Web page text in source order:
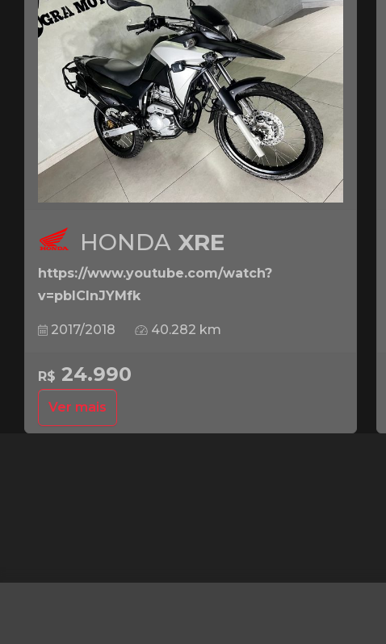
HONDA XRE
https://www.youtube.com/watch?
v=pbICInJYMfk
2017/2018 40.282 km
R$ 24.990
Ver mais